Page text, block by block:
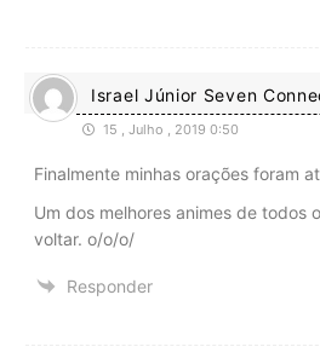
Israel Júnior Seven
15 , Julho , 2019 0:50
Finalmente minhas orações foram
Um dos melhores animes de todos
voltar. o/o/o/
Responder